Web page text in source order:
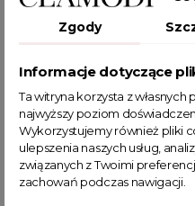
Sukienka mini z różą Secret
Garden zielona
83,99 zł
-30%
Zgody
Informacje dotyczące
Ta witryna korzysta z
najwyższy poziom
Wykorzystujemy również pliki
ulepszenia naszych usług,
związanych z Twoimi
zachowań podczas nawigacji.